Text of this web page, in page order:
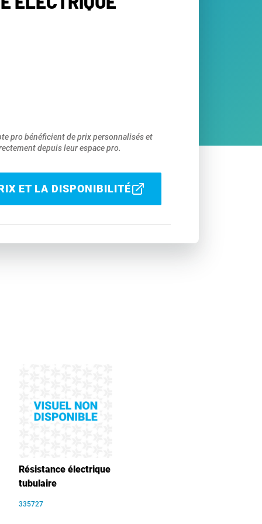
pro bénéficient de prix personnalisés et
depuis leur espace pro.
ET LA DISPONIBILITÉ
Résistance électrique
tubulaire
335727